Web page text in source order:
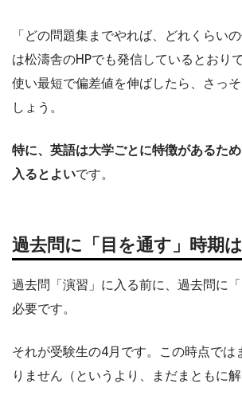
「どの問題集までやれば、どれくらい
は松濤舎のHPでも発信しているとおり
使い最短で偏差値を伸ばしたら、さっ
しょう。
特に、英語は大学ごとに特徴があるた
入るとよいです。
過去問に「目を通す」時期
過去問「演習」に入る前に、過去問に
必要です。
それが受験生の4月です。この時点では
りません（というより、まだまともに解